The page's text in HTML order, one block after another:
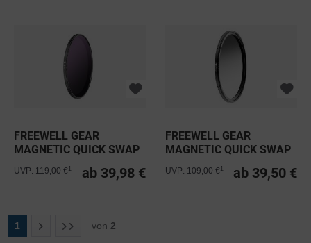
FREEWELL GEAR
MAGNETIC QUICK SWAP
FILTER 72MM ND
ab 39,98 €
UVP: 119,00 €
FREEWELL GEAR
MAGNETIC QUICK SWAP
FILTER 95MM
ab 39,50 €
UVP: 109,00 €
1 von 2